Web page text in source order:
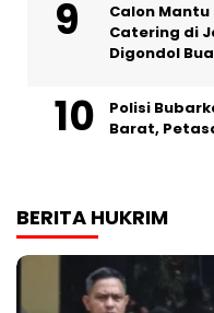
Calon Mantu
Catering di
Digondol
Polisi
Barat,
BERITA HUKRIM